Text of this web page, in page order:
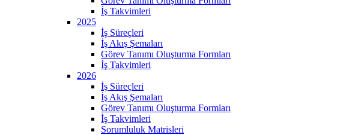
İş Takvimleri
2025
İş Süreçleri
İş Akış Şemaları
Görev Tanımı Oluşturma Formları
İş Takvimleri
2026
İş Süreçleri
İş Akış Şemaları
Görev Tanımı Oluşturma Formları
İş Takvimleri
Sorumluluk Matrisleri